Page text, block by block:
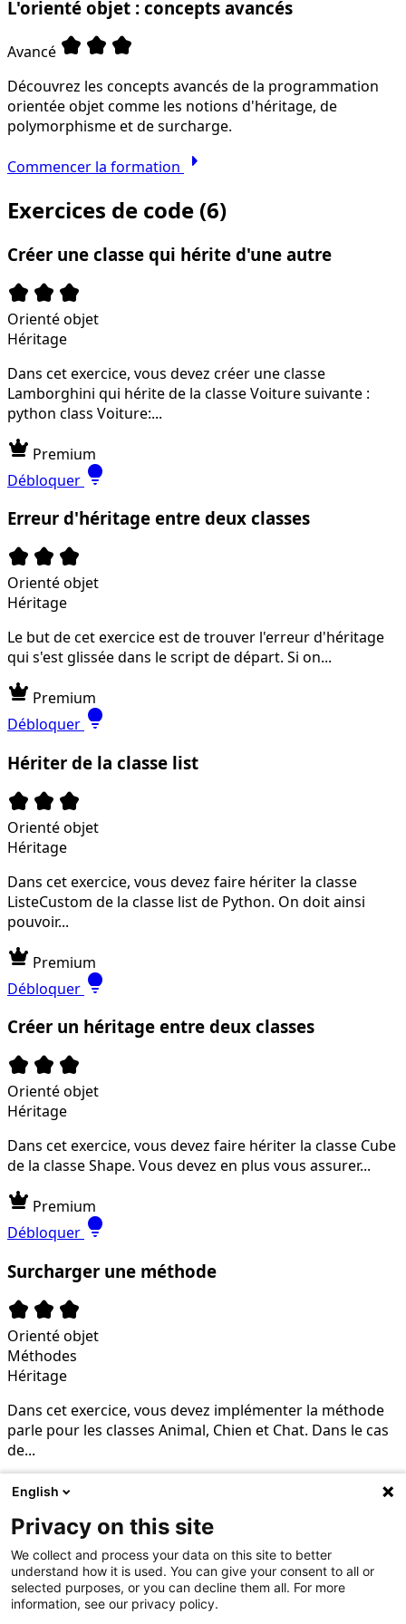
L'orienté objet : concepts avancés
Avancé kid_star kid_star kid_star
Découvrez les concepts avancés de la programmation
orientée objet comme les notions d'héritage, de
polymorphisme et de surcharge.
Commencer la formation arrow_right
Exercices de code (6)
Créer une classe qui hérite d'une autre
kid_star kid_star kid_star
Orienté objet
Héritage
Dans cet exercice, vous devez créer une classe
Lamborghini qui hérite de la classe Voiture suivante :
python class Voiture:...
crown Premium
Débloquer lightbulb
Erreur d'héritage entre deux classes
kid_star kid_star kid_star
Orienté objet
Héritage
Le but de cet exercice est de trouver l'erreur d'héritage
qui s'est glissée dans le script de départ. Si on...
crown Premium
Débloquer lightbulb
Hériter de la classe list
kid_star kid_star kid_star
Orienté objet
Héritage
Dans cet exercice, vous devez faire hériter la classe
ListeCustom de la classe list de Python. On doit ainsi
pouvoir...
crown Premium
Débloquer lightbulb
Créer un héritage entre deux classes
kid_star kid_star kid_star
Orienté objet
Héritage
Dans cet exercice, vous devez faire hériter la classe Cube
de la classe Shape. Vous devez en plus vous assurer...
crown Premium
Débloquer lightbulb
Surcharger une méthode
kid_star kid_star kid_star
Orienté objet
Méthodes
Héritage
Dans cet exercice, vous devez implémenter la méthode
parle pour les classes Animal, Chien et Chat. Dans le cas
de...
crownPremium
Débloquer
Éviter la répétition avec l'héritage
kid_starkid_starkid_star
English
Privacy on this site
We collect and process your data on this site to better
understand how it is used. You can give your consent to all or
selected purposes, or you can decline them all. For more
information, see our privacy policy.